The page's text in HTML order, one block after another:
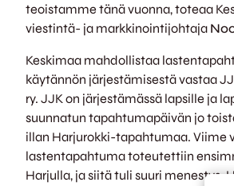
teoistamme tänä vuonna, toteaa
viestintä- ja markkinointijohtaja
Keskimaa mahdollistaa
käytännön järjestämisestä vastaa
ry. JJK on järjestämässä lapsille ja
suunnatun tapahtumapäivän jo
illan Harjurokki-tapahtumaa. Viime
lastentapahtuma toteutettiin
Harjulla, ja siitä tuli suuri menestys.